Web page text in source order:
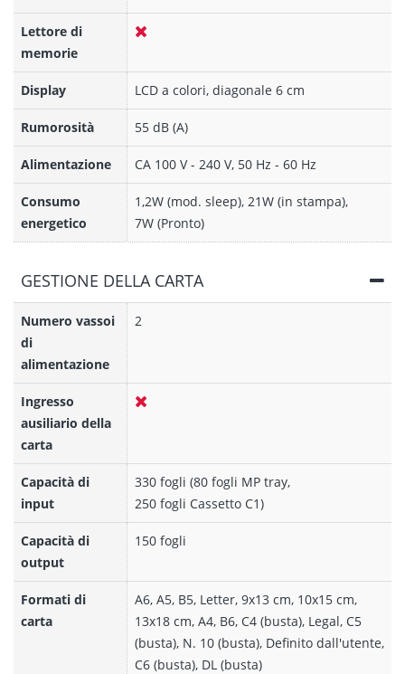
Lettore di
memorie
Display LCD a colori, diagonale 6 cm
Rumorosità 55 dB (A)
Alimentazione CA 100 V - 240 V, 50 Hz - 60 Hz
Consumo
energetico
1,2W (mod. sleep), 21W (in stampa),
7W (Pronto)
GESTIONE DELLA CARTA
Numero vassoi
di
alimentazione
2
Ingresso
ausiliario della
carta
Capacità di
input
330 fogli (80 fogli MP tray,
250 fogli Cassetto C1)
Capacità di
output
150 fogli
Formati di
carta
A6, A5, B5, Letter, 9x13 cm, 10x15 cm,
13x18 cm, A4, B6, C4 (busta), Legal, C5
(busta), N. 10 (busta), Definito dall'utente,
C6 (busta), DL (busta)